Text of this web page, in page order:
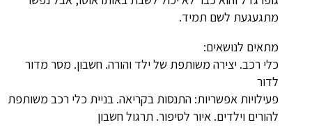
מתגעגעת לשם תמיד.
מתאים לנושאים:
כלי רכב. יצירה משותפת של ילד והורה. חשבון. מסר מדור
לדור
פעילויות אפשריות: התנסות בקריאה. בניית כלי רכב משותפת
להורים וילדים. איור לסיפור. תרגול חשבון